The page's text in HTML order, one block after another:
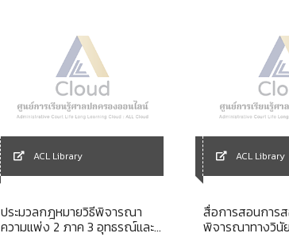
ACL Library
ประมวลกฎหมายวิธีพิจารณา
ความแพ่ง 2 ภาค 3 อุทธรณ์และ
ACL Library
สื่อการสอนการ
พิจารณาทางวินั